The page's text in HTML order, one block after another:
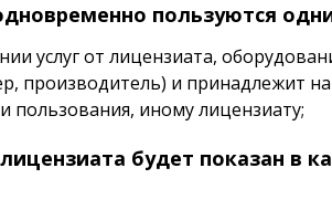
пользуются
услуг от лицензиата,
производитель) и принадлежит
иному лицензиату;
будет показан в